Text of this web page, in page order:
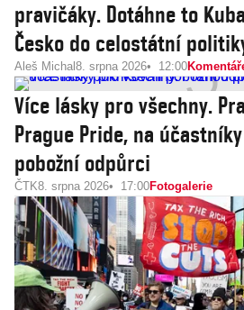
pravičáky. Dotáhne to
Česko do celostátní
Aleš Michal 8. srpna 2026 12:00
Více lásky pro všechny.
Prague Pride, na
pobožní odpůrci
ČTK8. srpna 2026 17:00Fotogalerie